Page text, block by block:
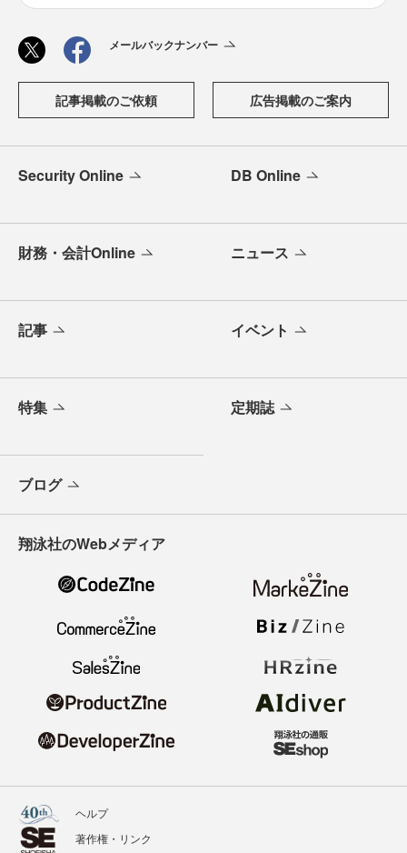
メールバックナンバー
記事掲載のご依頼 広告掲載のご案内
Security Online DB Online
財務・会計Online ニュース
記事 イベント
特集 定期誌
ブログ
翔泳社のWebメディア
ヘルプ
著作権・リンク